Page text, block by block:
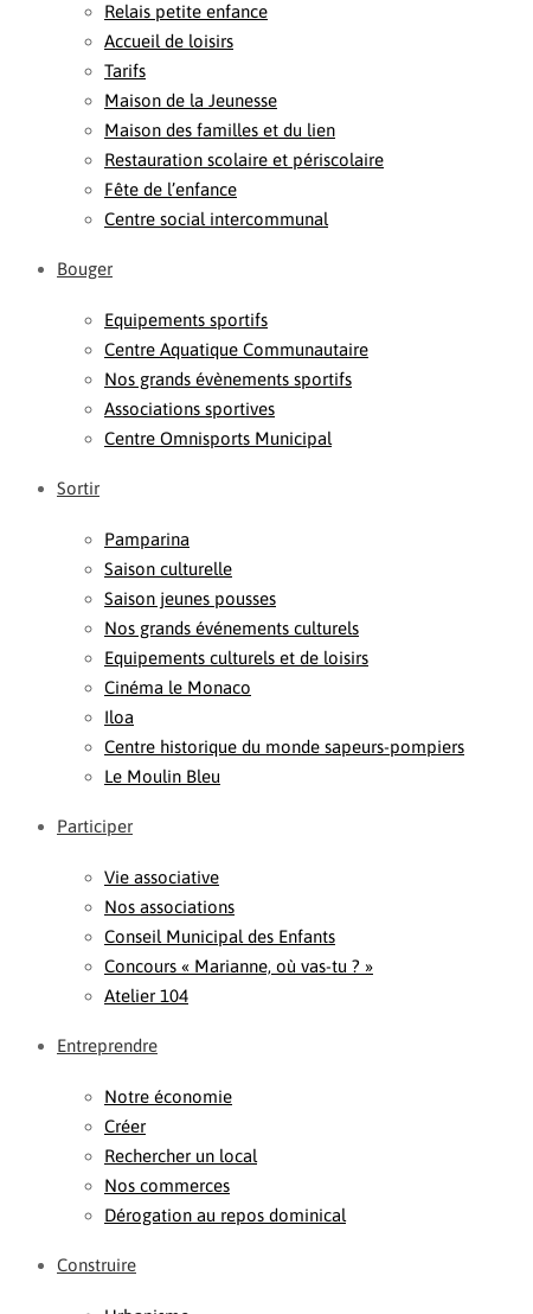
Relais petite enfance
Accueil de loisirs
Tarifs
Maison de la Jeunesse
Maison des familles et du lien
Restauration scolaire et périscolaire
Fête de l’enfance
Centre social intercommunal
Bouger
Equipements sportifs
Centre Aquatique Communautaire
Nos grands évènements sportifs
Associations sportives
Centre Omnisports Municipal
Sortir
Pamparina
Saison culturelle
Saison jeunes pousses
Nos grands événements culturels
Equipements culturels et de loisirs
Cinéma le Monaco
Iloa
Centre historique du monde sapeurs-pompiers
Le Moulin Bleu
Participer
Vie associative
Nos associations
Conseil Municipal des Enfants
Concours « Marianne, où vas-tu ? »
Atelier 104
Entreprendre
Notre économie
Créer
Rechercher un local
Nos commerces
Dérogation au repos dominical
Construire